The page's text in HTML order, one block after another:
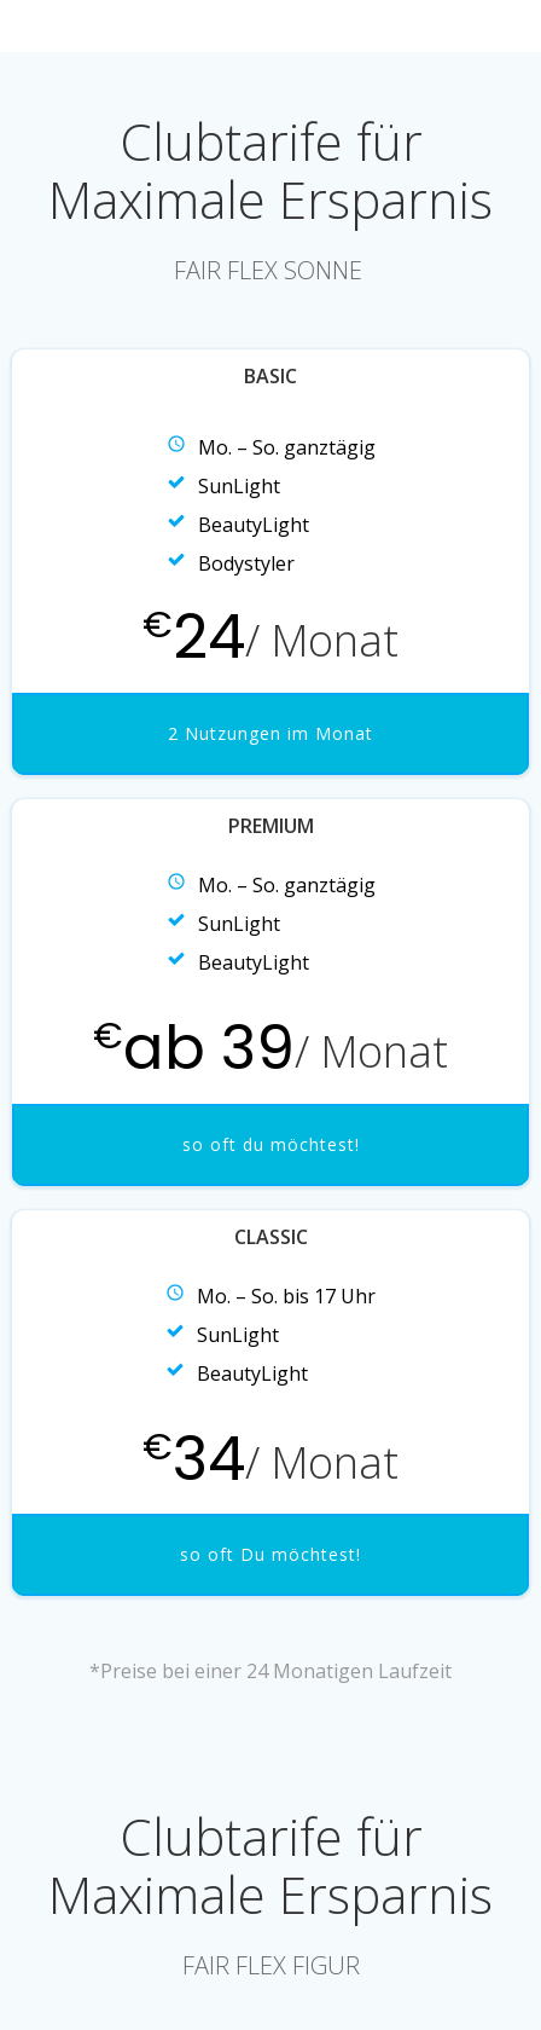
Clubtarife für
Maximale Ersparnis
FAIR FLEX SONNE
BASIC
Mo. – So. ganztägig
SunLight
BeautyLight
Bodystyler
€24/ Monat
2 Nutzungen im Monat
PREMIUM
Mo. – So. ganztägig
SunLight
BeautyLight
€ab 39/ Monat
so oft du möchtest!
CLASSIC
Mo. – So. bis 17 Uhr
SunLight
BeautyLight
€34/ Monat
so oft Du möchtest!
*Preise bei einer 24 Monatigen Laufzeit
Clubtarife für
Maximale Ersparnis
FAIR FLEX FIGUR